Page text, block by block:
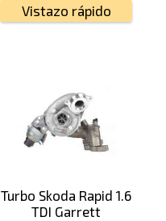
Vistazo rápido
Turbo Skoda Rapid 1.6
TDI Garrett